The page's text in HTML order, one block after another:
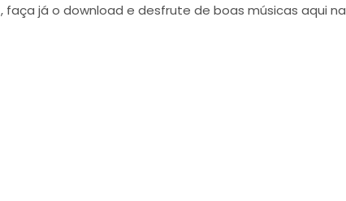
, faça já o download e desfrute de boas músicas aqui na